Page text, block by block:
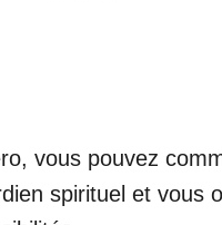
vous pouvez
spirituel et vous